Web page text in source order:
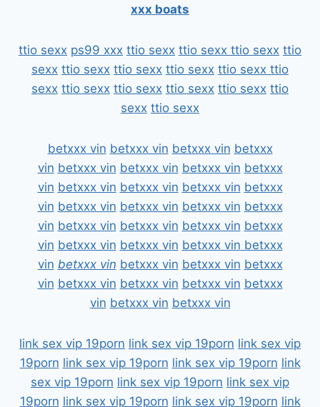
xxx boats
ttio sexx ps99 xxx ttio sexx ttio sexx ttio sexx ttio
sexx ttio sexx ttio sexx ttio sexx ttio sexx ttio
sexx ttio sexx ttio sexx ttio sexx ttio sexx ttio
sexx ttio sexx
betxxx vin betxxx vin betxxx vin betxxx
vin betxxx vin betxxx vin betxxx vin betxxx
vin betxxx vin betxxx vin betxxx vin betxxx
vin betxxx vin betxxx vin betxxx vin betxxx
vin betxxx vin betxxx vin betxxx vin betxxx
vin betxxx vin betxxx vin betxxx vin betxxx
vin betxxx vin betxxx vin betxxx vin betxxx
vin betxxx vin betxxx vin betxxx vin betxxx
vin betxxx vin betxxx vin
link sex vip 19porn link sex vip 19porn link sex vip
19porn link sex vip 19porn link sex vip 19porn link
sex vip 19porn link sex vip 19porn link sex vip
19porn link sex vip 19porn link sex vip 19porn link